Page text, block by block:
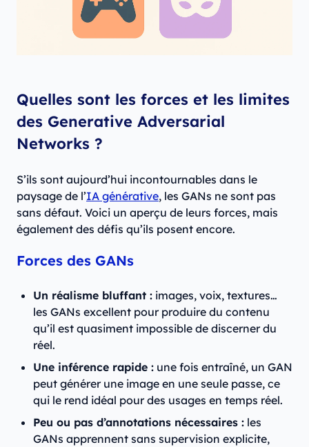
Quelles sont les forces et les limites
des Generative Adversarial
Networks ?
S’ils sont aujourd’hui incontournables dans le
paysage de l’IA générative, les GANs ne sont pas
sans défaut. Voici un aperçu de leurs forces, mais
également des défis qu’ils posent encore.
Forces des GANs
Un réalisme bluffant : images, voix, textures…
les GANs excellent pour produire du contenu
qu’il est quasiment impossible de discerner du
réel.
Une inférence rapide : une fois entraîné, un GAN
peut générer une image en une seule passe, ce
qui le rend idéal pour des usages en temps réel.
Peu ou pas d’annotations nécessaires : les
GANs apprennent sans supervision explicite,